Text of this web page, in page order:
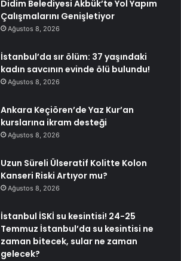
Didim Belediyesi Akbük’te Yol Yapım
Çalışmalarını Genişletiyor
Ağustos 8, 2026
İstanbul’da sır ölüm: 37 yaşındaki
kadın savcının evinde ölü bulundu!
Ağustos 8, 2026
Ankara Keçiören’de Yaz Kur’an
kurslarına ikram desteği
Ağustos 8, 2026
Uzun Süreli Ülseratif Kolitte Kolon
Kanseri Riski Artıyor mu?
Ağustos 8, 2026
İstanbul İSKİ su kesintisi! 24-25
Temmuz İstanbul’da su kesintisi ne
zaman bitecek, sular ne zaman
gelecek?